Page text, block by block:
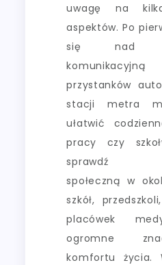
uwagę na
aspektów. Po
się nad
przystanków
stacji metra
ułatwić
pracy czy
sprawdź
społeczną w
szkół,
placówek
ogromne
komfortu życia.